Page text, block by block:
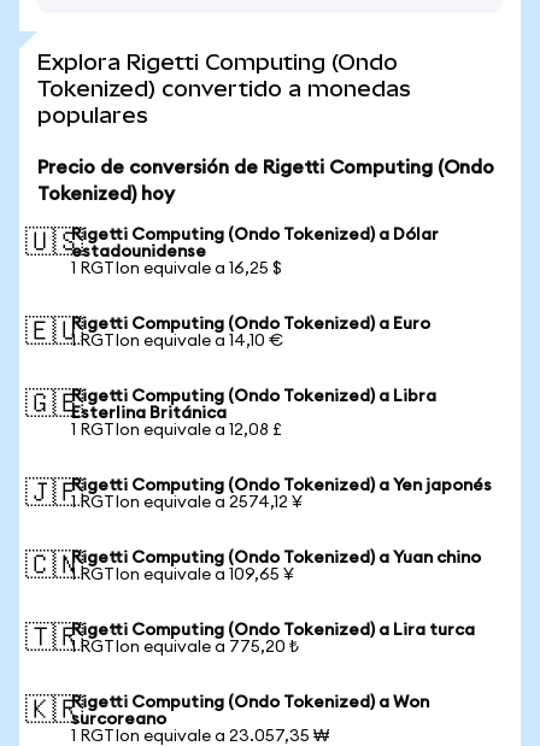
Explora Rigetti Computing (Ondo
Tokenized) convertido a monedas
populares
Precio de conversión de Rigetti Computing (Ondo
Tokenized) hoy
🇺🇸Rigetti Computing (Ondo Tokenized) a Dólar
estadounidense
1 RGTIon equivale a 16,25 $
🇪🇺Rigetti Computing (Ondo Tokenized) a Euro
1 RGTIon equivale a 14,10 €
🇬🇧Rigetti Computing (Ondo Tokenized) a Libra
Esterlina Británica
1 RGTIon equivale a 12,08 £
🇯🇵Rigetti Computing (Ondo Tokenized) a Yen japonés
1 RGTIon equivale a 2574,12 ¥
🇨🇳Rigetti Computing (Ondo Tokenized) a Yuan chino
1 RGTIon equivale a 109,65 ¥
🇹🇷Rigetti Computing (Ondo Tokenized) a Lira turca
1 RGTIon equivale a 775,20 ₺
🇰🇷Rigetti Computing (Ondo Tokenized) a Won
surcoreano
1 RGTIon equivale a 23.057,35 ₩